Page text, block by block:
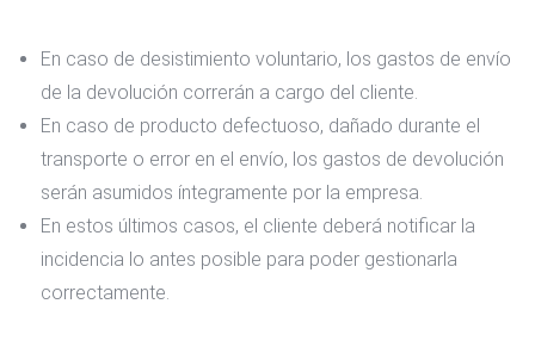
En caso de desistimiento voluntario, los gastos de envío
de la devolución correrán a cargo del cliente.
En caso de producto defectuoso, dañado durante el
transporte o error en el envío, los gastos de devolución
serán asumidos íntegramente por la empresa.
En estos últimos casos, el cliente deberá notificar la
incidencia lo antes posible para poder gestionarla
correctamente.